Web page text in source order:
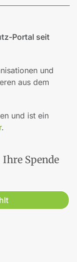
Portal seit
und
aus dem
und ist ein
.
Spende